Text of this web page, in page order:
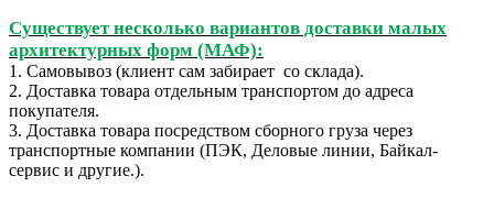
Существует несколько вариантов доставки малых
архитектурных форм (МАФ):
1. Самовывоз (клиент сам забирает со склада).
2. Доставка товара отдельным транспортом до адреса
покупателя.
3. Доставка товара посредством сборного груза через
транспортные компании (ПЭК, Деловые линии, Байкал-
сервис и другие.).